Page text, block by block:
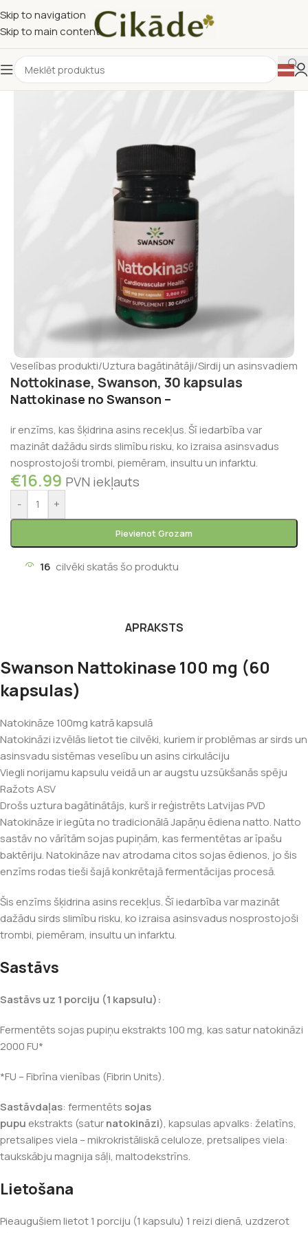
Skip to navigation
Skip to main content
Veselības produkti/Uztura bagātinātāji/Sirdij un asinsvadiem
Nottokinase, Swanson, 30 kapsulas
Nattokinase no Swanson –
ir enzīms, kas šķidrina asins recekļus. Šī iedarbība var
mazināt dažādu sirds slimību risku, ko izraisa asinsvadus
nosprostojoši trombi, piemēram, insultu un infarktu.
€16.99 PVN iekļauts
- +
Pievienot Grozam
16 cilvēki skatās šo produktu
APRAKSTS
Swanson Nattokinase 100 mg (60
kapsulas)
Natokināze 100mg katrā kapsulā
Natokināzi izvēlās lietot tie cilvēki, kuriem ir problēmas ar sirds un
asinsvadu sistēmas veselību un asins cirkulāciju
Viegli norijamu kapsulu veidā un ar augstu uzsūkšanās spēju
Ražots ASV
Drošs uztura bagātinātājs, kurš ir reģistrēts Latvijas PVD
Natokināze ir iegūta no tradicionālā Japāņu ēdiena natto. Natto
sastāv no vārītām sojas pupiņām, kas fermentētas ar īpašu
baktēriju. Natokināze nav atrodama citos sojas ēdienos, jo šis
enzīms rodas tieši šajā konkrētajā fermentācijas procesā.
Šis enzīms šķidrina asins recekļus. Šī iedarbība var mazināt
dažādu sirds slimību risku, ko izraisa asinsvadus nosprostojoši
trombi, piemēram, insultu un infarktu.
Sastāvs
Sastāvsuz 1 porciju (1 kapsulu):
Fermentēts sojas pupiņu ekstrakts 100 mg, kas satur natokināzi
2000 FU*
*FU – Fibrīna vienības (Fibrin Units).
Sastāvdaļas: fermentēts sojas
pupu ekstrakts (saturnatokināzi), kapsulas apvalks: želatīns,
pretsalipes viela – mikrokristāliskā celuloze, pretsalipes viela:
taukskābju magnija sāļi, maltodekstrīns.
Lietošana
Pieaugušiem lietot 1 porciju (1 kapsulu) 1 reizi dienā, uzdzerot